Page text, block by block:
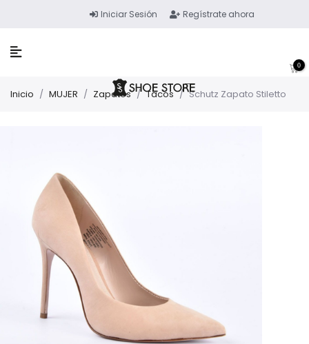
Iniciar Sesión Regístrate ahora
0
Inicio / MUJER / Zapatos / Tacos / Schutz Zapato Stiletto